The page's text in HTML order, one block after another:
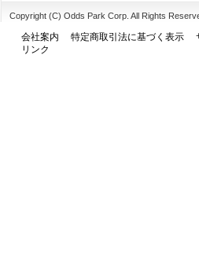
Copyright (C) Odds Park Corp. All Rights
会社案内 特定商取引法に基づく表示
リンク